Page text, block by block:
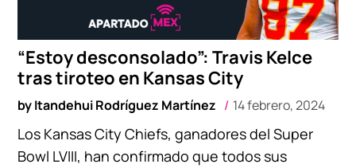
“Estoy desconsolado”: Travis Kelce
tras tiroteo en Kansas City
byItandehui Rodríguez Martínez 14 febrero, 2024
Los Kansas City Chiefs, ganadores del Super
Bowl LVIII, han confirmado que todos sus